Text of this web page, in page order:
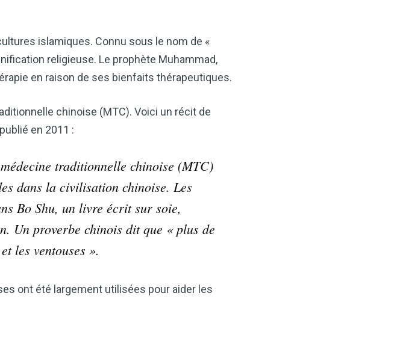
islamiques. Connu sous le nom de «
religieuse. Le prophète Muhammad,
en raison de ses bienfaits thérapeutiques.
chinoise (MTC). Voici un récit de
publié en 2011 :
traditionnelle chinoise (MTC)
dans la civilisation chinoise. Les
Bo Shu, un livre écrit sur soie,
Un proverbe chinois dit que « plus de
les ventouses ».
ont été largement utilisées pour aider les
ou mieux gérer votre poids, il constitue un allié
dans votre routine bien-être.
comment le vinaigre de cidre de pomme
TÉLÉCHARGEZ-LE MAINTENANT